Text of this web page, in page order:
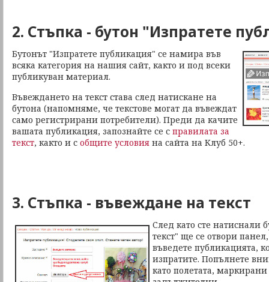
2. Стъпка - бутон "Изпратете
Бутонът "Изпратете публикация" се намира във
всяка категория на нашия сайт, както и под всеки
публикуван материал.
Въвеждането на текст става след натискане на
бутона (напомняме, че текстове могат да въвеждат
само регистрирани потребители). Преди да качите
вашата публикация, запознайте се с правилата за
текст, както и с общите условия на сайта на Клуб 50+.
3. Стъпка - въвеждане на текст
След като сте натиснали
текст" ще се отвори
въведете публикацията,
изпратите. Попълнете
като полетата, маркирани